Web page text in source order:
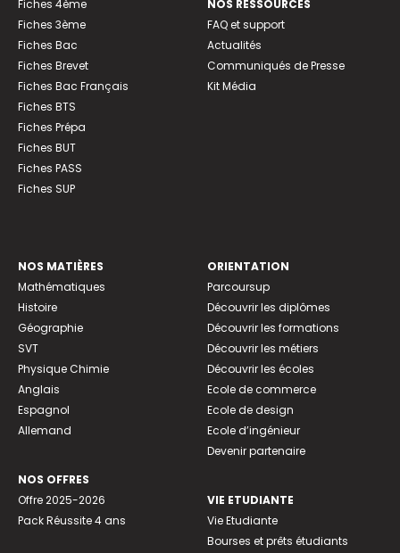
Fiches 4ème
Fiches 3ème
Fiches Bac
Fiches Brevet
Fiches Bac Français
Fiches BTS
Fiches Prépa
Fiches BUT
Fiches PASS
Fiches SUP
NOS RESSOURCES
FAQ et support
Actualités
Communiqués de Presse
Kit Média
NOS MATIÈRES
Mathématiques
Histoire
Géographie
SVT
Physique Chimie
Anglais
Espagnol
Allemand
NOS OFFRES
Offre 2025-2026
Pack Réussite 4 ans
ORIENTATION
Parcoursup
Découvrir les diplômes
Découvrir les formations
Découvrir les métiers
Découvrir les écoles
Ecole de commerce
Ecole de design
Ecole d’ingénieur
Devenir partenaire
VIE ETUDIANTE
Vie Etudiante
Bourses et prêts étudiants